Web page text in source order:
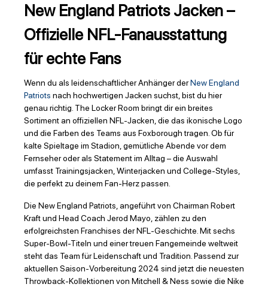
New England Patriots Jacken –
Offizielle NFL-Fanausstattung
für echte Fans
Wenn du als leidenschaftlicher Anhänger derNew England
Patriots nach hochwertigen Jacken suchst, bist du hier
genau richtig. The Locker Room bringt dir ein breites
Sortiment an offiziellen NFL-Jacken, die das ikonische Logo
und die Farben des Teams aus Foxborough tragen. Ob für
kalte Spieltage im Stadion, gemütliche Abende vor dem
Fernseher oder als Statement im Alltag – die Auswahl
umfasst Trainingsjacken, Winterjacken und College-Styles,
die perfekt zu deinem Fan-Herz passen.
Die New England Patriots, angeführt von Chairman Robert
Kraft und Head Coach Jerod Mayo, zählen zu den
erfolgreichsten Franchises der NFL-Geschichte. Mit sechs
Super-Bowl-Titeln und einer treuen Fangemeinde weltweit
steht das Team für Leidenschaft und Tradition. Passend zur
aktuellen Saison-Vorbereitung 2024 sind jetzt die neuesten
Throwback-Kollektionen von Mitchell & Ness sowie die Nike